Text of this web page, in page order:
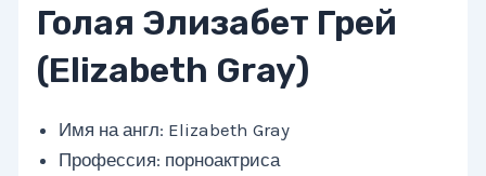
Голая Элизабет Грей
(Elizabeth Gray)
Имя на англ: Elizabeth Gray
Профессия: порноактриса